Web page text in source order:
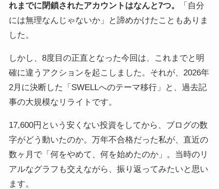
れまでに閉鎖されたアカウントはなんと7つ。
「自分
には無理なんじゃないか」と諦めかけたこともありま
した。
しかし、8度目の正直となった今回は、これまでと明
確に違うアクションを起こしました。それが、2026年
2月に決断した「SWELLへのテーマ移行」と、過去記
事の大規模なリライトです。
17,600円という安くない投資をしてから、ブログの数
字がどう動いたのか。万年不合格だった私が、直近の
数ヶ月で「何をやめて、何を始めたのか」。当時のリ
アルなグラフも交えながら、振り返ってみたいと思い
ます。